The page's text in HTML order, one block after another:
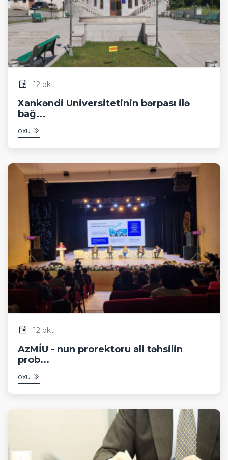
12 okt
Xankəndi Universitetinin bərpası ilə
bağ...
oxu
12 okt
AzMİU - nun prorektoru ali təhsilin
prob...
oxu